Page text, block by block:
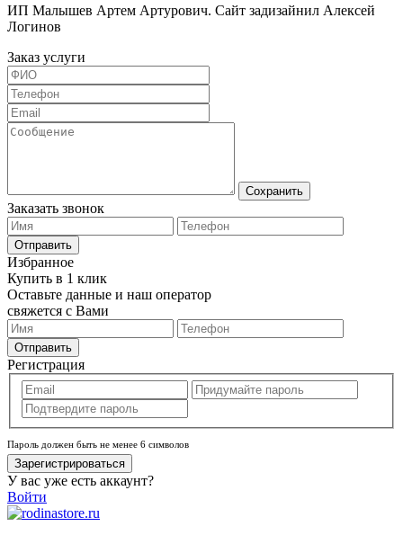
ИП Малышев Артем Артурович. Сайт задизайнил Алексей
Логинов
Заказ услуги
Сохранить
Заказать звонок
Отправить
Избранное
Купить в 1 клик
Оставьте данные и наш оператор
свяжется с Вами
Отправить
Регистрация
Пароль должен быть не менее 6 символов
Зарегистрироваться
У вас уже есть аккаунт?
Войти